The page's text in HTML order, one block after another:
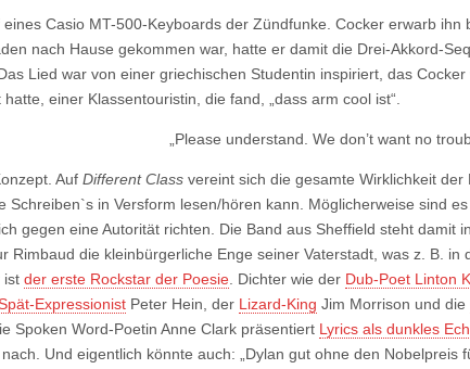
Casio MT-500-Keyboards der Zündfunke. Cocker erwarb ihn
nach Hause gekommen war, hatte er damit die Drei-Akkord-
Lied war von einer griechischen Studentin inspiriert, das
einer Klassentouristin, die fand, „dass arm cool ist“.
„Please understand. We don’t want no
AufDifferent Class vereint sich die gesamte Wirklichkeit
Schreiben`s in Versform lesen/hören kann. Möglicherweise sind
gegen eine Autorität richten. Die Band aus Sheffield steht damit
Rimbaud die kleinbürgerliche Enge seiner Vaterstadt, was z. B.
istder erste Rockstar der Poesie . Dichter wie der Dub-Poet Linton
Expressionist Peter Hein, der Lizard-King Jim Morrison und die
Spoken Word-Poetin Anne Clark präsentiert Lyrics als dunkles
Und eigentlich könnte auch: „Dylan gut ohne den